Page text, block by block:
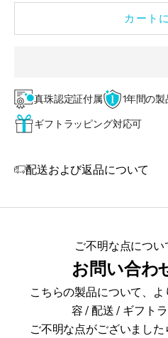
カート
真珠認定証付属 1年間の
ギフトラッピング対応可
配送および返品について
ご不明な点につ
お問い合わ
こちらの製品について、
容 / 配送 / ギフト
ご不明な点がございまし